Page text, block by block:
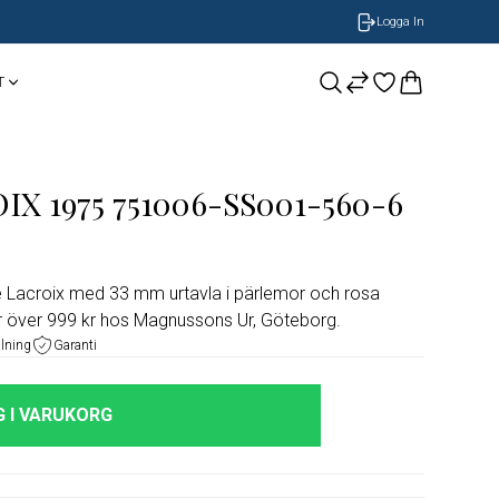
Logga In
GUESS
LONGINES
NOBEL by BILLGREN
1975 751006-SS001-560-6
Lacroix med 33 mm urtavla i pärlemor och rosa
999 kr hos Magnussons Ur, Göteborg.
Garanti
I VARUKORG